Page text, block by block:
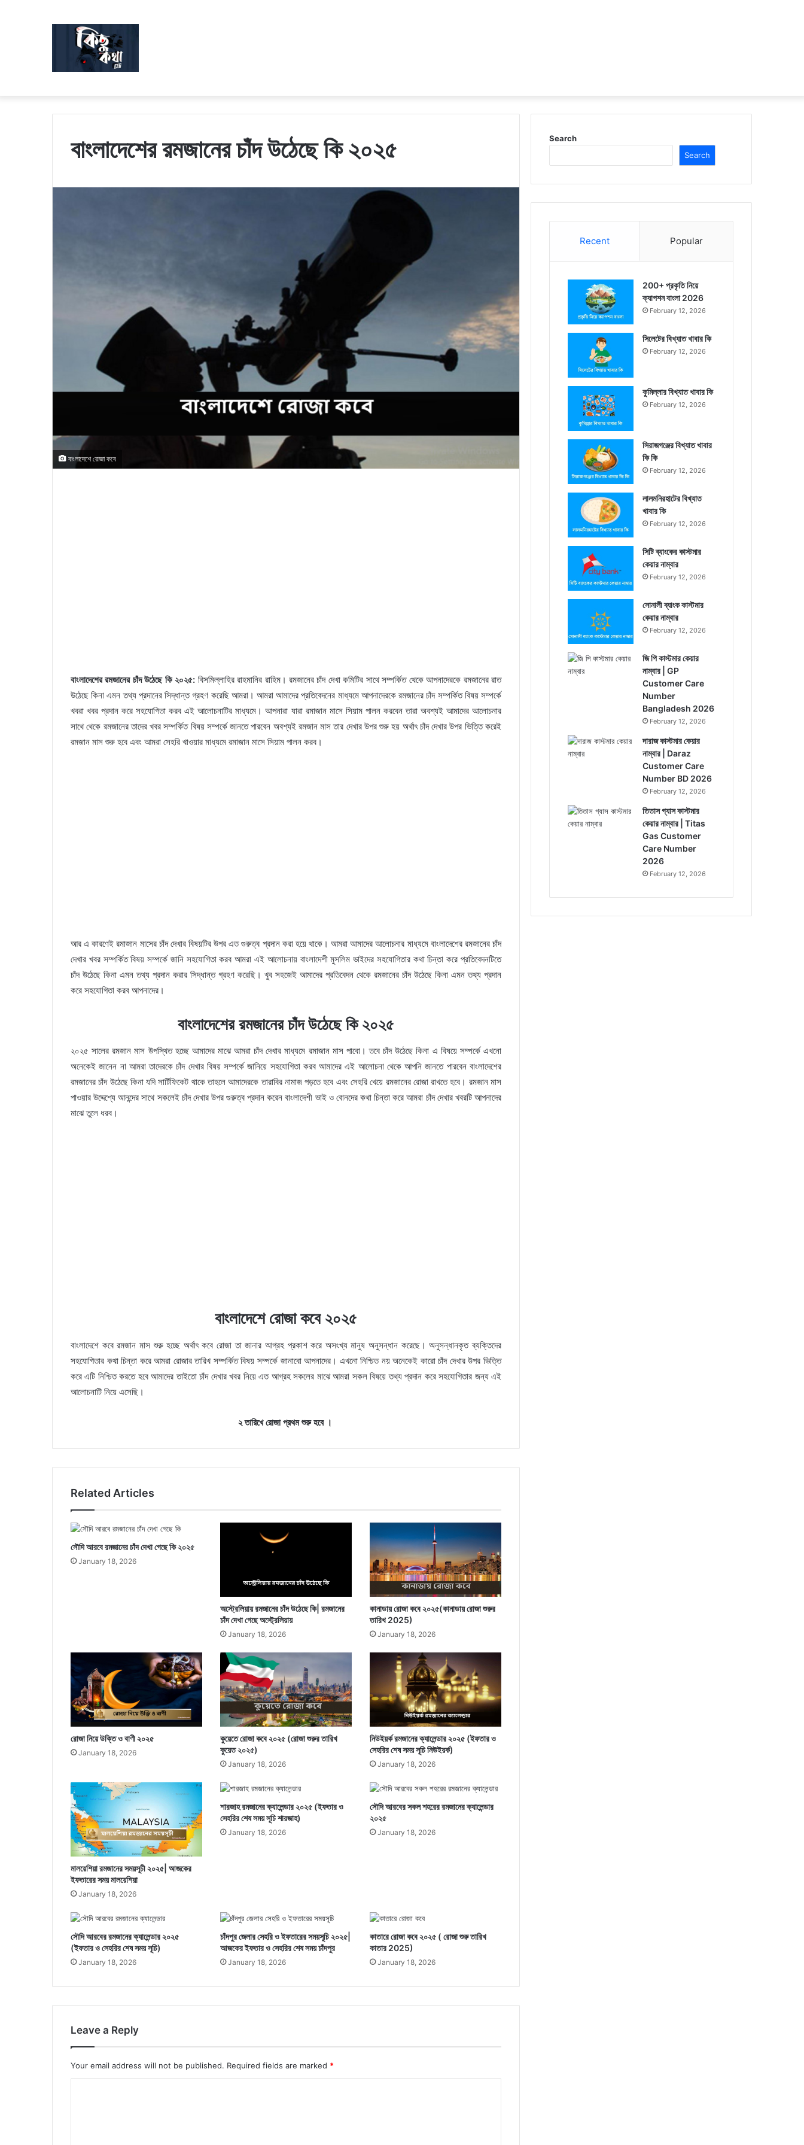
বাংলাদেশের রমজানের চাঁদ উঠেছে কি ২০২৫
বাংলাদেশে রোজা কবে
বাংলাদেশের রমজানের চাঁদ উঠেছে কি ২০২৫: বিসমিল্লাহির রাহমানির রাহিম। রমজানের চাঁদ দেখা কমিটির সাথে সম্পর্কিত থেকে আপনাদেরকে রমজানের রাত
উঠেছে কিনা এমন তথ্য প্রদানের সিদ্ধান্ত গ্রহণ করেছি আমরা। আমরা আমাদের প্রতিবেদনের মাধ্যমে আপনাদেরকে রমজানের চাঁদ সম্পর্কিত বিষয় সম্পর্কে
খবরা খবর প্রদান করে সহযোগিতা করব এই আলোচনাটির মাধ্যমে। আপনারা যারা রমাজান মাসে সিয়াম পালন করবেন তারা অবশ্যই আমাদের আলোচনার
সাথে থেকে রমজানের তাদের খবর সম্পর্কিত বিষয় সম্পর্কে জানতে পারবেন অবশ্যই রমজান মাস তার দেখার উপর শুরু হয় অর্থাৎ চাঁদ দেখার উপর ভিত্তি করেই
রমজান মাস শুরু হবে এবং আমরা সেহরি খাওয়ার মাধ্যমে রমাজান মাসে সিয়াম পালন করব।
আর এ কারণেই রমাজান মাসের চাঁদ দেখার বিষয়টির উপর এত গুরুত্ব প্রদান করা হয়ে থাকে। আমরা আমাদের আলোচনার মাধ্যমে বাংলাদেশের রমজানের চাঁদ
দেখার খবর সম্পর্কিত বিষয় সম্পর্কে জানি সহযোগিতা করব আমরা এই আলোচনায় বাংলাদেশী মুসলিম ভাইদের সহযোগিতার কথা চিন্তা করে প্রতিবেদনটিতে
চাঁদ উঠেছে কিনা এমন তথ্য প্রদান করার সিদ্ধান্ত গ্রহণ করেছি। খুব সহজেই আমাদের প্রতিবেদন থেকে রমজানের চাঁদ উঠেছে কিনা এমন তথ্য প্রদান
করে সহযোগিতা করব আপনাদের।
বাংলাদেশের রমজানের চাঁদ উঠেছে কি ২০২৫
২০২৫ সালের রমজান মাস উপস্থিত হচ্ছে আমাদের মাঝে আমরা চাঁদ দেখার মাধ্যমে রমাজান মাস পাবো। তবে চাঁদ উঠেছে কিনা এ বিষয়ে সম্পর্কে এখনো
অনেকেই জানেন না আমরা তাদেরকে চাঁদ দেখার বিষয় সম্পর্কে জানিয়ে সহযোগিতা করব আমাদের এই আলোচনা থেকে আপনি জানতে পারবেন বাংলাদেশের
রমজানের চাঁদ উঠেছে কিনা যদি সার্টিফিকেট থাকে তাহলে আমাদেরকে তারাবির নামাজ পড়তে হবে এবং সেহরি খেয়ে রমজানের রোজা রাখতে হবে। রমজান মাস
পাওয়ার উদ্দেশ্যে আনন্দের সাথে সকলেই চাঁদ দেখার উপর গুরুত্ব প্রদান করেন বাংলাদেশী ভাই ও বোনদের কথা চিন্তা করে আমরা চাঁদ দেখার খবরটি আপনাদের
মাঝে তুলে ধরব।
বাংলাদেশে রোজা কবে ২০২৫
বাংলাদেশে কবে রমজান মাস শুরু হচ্ছে অর্থাৎ কবে রোজা তা জানার আগ্রহ প্রকাশ করে অসংখ্য মানুষ অনুসন্ধান করেছে। অনুসন্ধানকৃত ব্যক্তিদের
সহযোগিতার কথা চিন্তা করে আমরা রোজার তারিখ সম্পর্কিত বিষয় সম্পর্কে জানাবো আপনাদের। এখনো নিশ্চিত নয় অনেকেই কারো চাঁদ দেখার উপর ভিত্তি
করে এটি নিশ্চিত করতে হবে আমাদের তাইতো চাঁদ দেখার খবর নিয়ে এত আগ্রহ সকলের মাঝে আমরা সকল বিষয়ে তথ্য প্রদান করে সহযোগিতার জন্য এই
আলোচনাটি নিয়ে এসেছি।
২ তারিখে রোজা প্রথম শুরু হবে ।
Related Articles
সৌদি আরবে রমজানের চাঁদ দেখা গেছে কি ২০২৫
January 18, 2026
অস্ট্রেলিয়ায় রমজানের চাঁদ উঠেছে কি| রমজানের
চাঁদ দেখা গেছে অস্ট্রেলিয়ায়
January 18, 2026
কানাডায় রোজা কবে ২০২৫(কানাডায় রোজা শুরুর
তারিখ 2025)
January 18, 2026
রোজা নিয়ে উক্তি ও বাণী ২০২৫
January 18, 2026
কুয়েতে রোজা কবে ২০২৫ (রোজা শুরুর তারিখ
কুয়েত ২০২৫)
January 18, 2026
নিউইয়র্ক রমজানের ক্যালেন্ডার ২০২৫ (ইফতার ও
সেহরির শেষ সময় সূচি নিউইয়র্ক)
January 18, 2026
মালয়েশিয়া রমজানের সময়সূচী ২০২৫| আজকের
ইফতারের সময় মালয়েশিয়া
January 18, 2026
শারজাহ রমজানের ক্যালেন্ডার ২০২৫ (ইফতার ও
সেহরির শেষ সময় সূচি শারজাহ)
January 18, 2026
সৌদি আরবের সকল শহরের রমজানের ক্যালেন্ডার
২০২৫
January 18, 2026
সৌদি আরবের রমজানের ক্যালেন্ডার ২০২৫
(ইফতার ও সেহরির শেষ সময় সূচি)
January 18, 2026
চাঁদপুর জেলার সেহরি ও ইফতারের সময়সূচি ২০২৫|
আজকের ইফতার ও সেহরির শেষ সময় চাঁদপুর
January 18, 2026
কাতারে রোজা কবে ২০২৫ ( রোজা শুরু তারিখ
কাতার 2025)
January 18, 2026
Leave a Reply
Your email address will not be published. Required fields are marked *
Search
Search
Recent Popular
200+ প্রকৃতি নিয়ে
ক্যাপশন বাংলা 2026
February 12, 2026
সিলেটের বিখ্যাত খাবার কি
February 12, 2026
কুমিল্লার বিখ্যাত খাবার কি
February 12, 2026
সিরাজগঞ্জের বিখ্যাত খাবার
কি কি
February 12, 2026
লালমনিরহাটের বিখ্যাত
খাবার কি
February 12, 2026
সিটি ব্যাংকের কাস্টমার
কেয়ার নাম্বার
February 12, 2026
সোনালী ব্যাংক কাস্টমার
কেয়ার নাম্বার
February 12, 2026
জি পি কাস্টমার কেয়ার
নাম্বার | GP
Customer Care
Number
Bangladesh 2026
February 12, 2026
দারাজ কাস্টমার কেয়ার
নাম্বার | Daraz
Customer Care
Number BD 2026
February 12, 2026
তিতাস গ্যাস কাস্টমার
কেয়ার নাম্বার | Titas
Gas Customer
Care Number
2026
February 12, 2026